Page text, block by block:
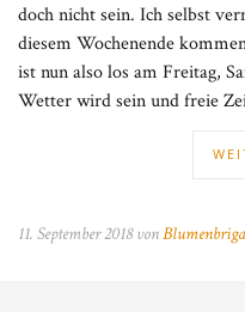
doch nicht sein. Ich selbst
diesem Wochenende
ist nun also los am Freitag,
Wetter wird sein und freie
11. September 2018 von